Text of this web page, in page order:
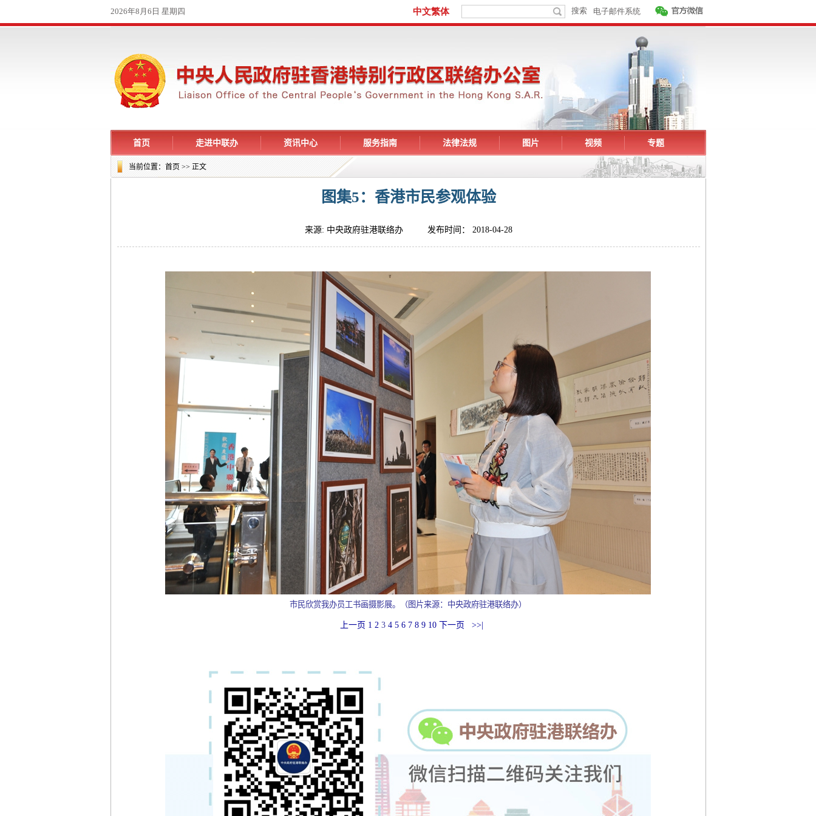
首页 走进中联办 资讯中心 服务指南 法律法规 图片 视频 专题
当前位置：首页>> 正文
图集5：香港市民参观体验
来源: 中央政府驻港联络办 发布时间： 2018-04-28
市民欣赏我办员工书画摄影展。 （图片来源：中央政府驻港联络办）
上一页 1 2 3 4 5 6 7 8 9 10 下一页 >>|